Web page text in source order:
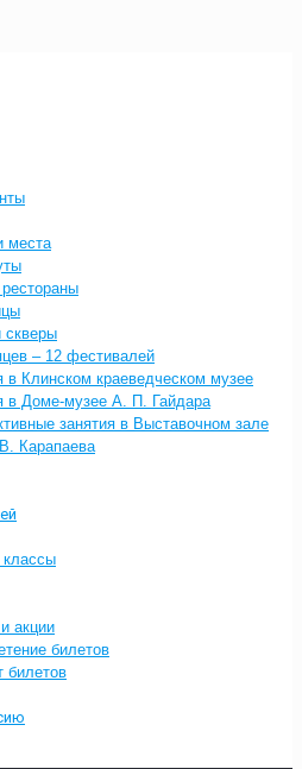
места
скверы
– 12 фестивалей
в Клинском краеведческом музее
в Доме-музее А. П. Гайдара
занятия в Выставочном зале
Карапаева
классы
акции
билетов
билетов